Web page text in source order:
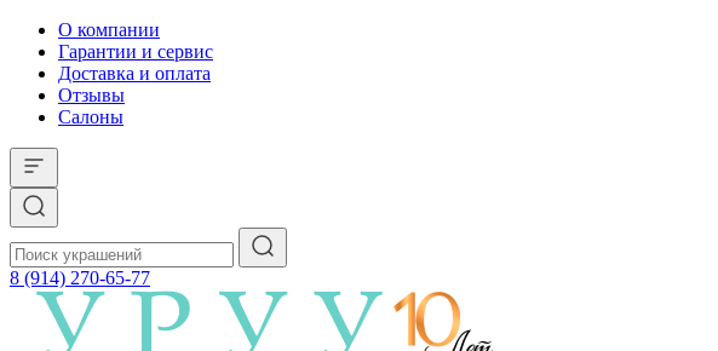
О компании
Гарантии и сервис
Доставка и оплата
Отзывы
Салоны
8 (914) 270-65-77